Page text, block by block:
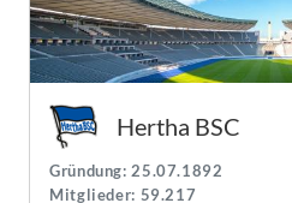
Hertha BSC
Gründung: 25.07.1892
Mitglieder: 59.217